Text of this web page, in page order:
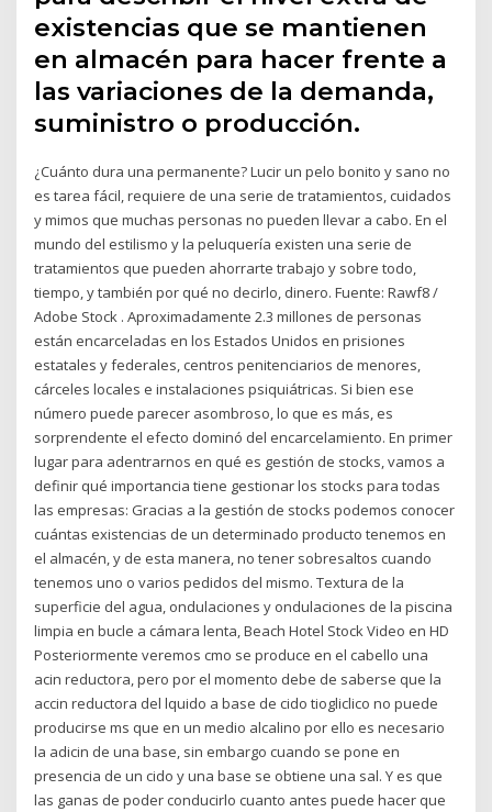
existencias que se mantienen
en almacén para hacer frente a
las variaciones de la demanda,
suministro o producción.
¿Cuánto dura una permanente? Lucir un pelo bonito y sano no
es tarea fácil, requiere de una serie de tratamientos, cuidados
y mimos que muchas personas no pueden llevar a cabo. En el
mundo del estilismo y la peluquería existen una serie de
tratamientos que pueden ahorrarte trabajo y sobre todo,
tiempo, y también por qué no decirlo, dinero. Fuente: Rawf8 /
Adobe Stock . Aproximadamente 2.3 millones de personas
están encarceladas en los Estados Unidos en prisiones
estatales y federales, centros penitenciarios de menores,
cárceles locales e instalaciones psiquiátricas. Si bien ese
número puede parecer asombroso, lo que es más, es
sorprendente el efecto dominó del encarcelamiento. En primer
lugar para adentrarnos en qué es gestión de stocks, vamos a
definir qué importancia tiene gestionar los stocks para todas
las empresas: Gracias a la gestión de stocks podemos conocer
cuántas existencias de un determinado producto tenemos en
el almacén, y de esta manera, no tener sobresaltos cuando
tenemos uno o varios pedidos del mismo. Textura de la
superficie del agua, ondulaciones y ondulaciones de la piscina
limpia en bucle a cámara lenta, Beach Hotel Stock Video en HD
Posteriormente veremos cmo se produce en el cabello una
acin reductora, pero por el momento debe de saberse que la
accin reductora del lquido a base de cido tiogliclico no puede
producirse ms que en un medio alcalino por ello es necesario
la adicin de una base, sin embargo cuando se pone en
presencia de un cido y una base se obtiene una sal. Y es que
las ganas de poder conducirlo cuanto antes puede hacer que